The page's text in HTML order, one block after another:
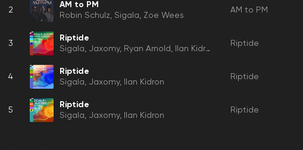
2
AM to PM
Robin Schulz
Sigala Zoe Wees
AM to PM
3
Riptide
Sigala
Jaxomy Ryan Arnold Ilan Kidron
Riptide
4
Riptide
Sigala
Jaxomy Ilan Kidron
Riptide
5
Riptide
Sigala
Jaxomy Ilan Kidron
Riptide